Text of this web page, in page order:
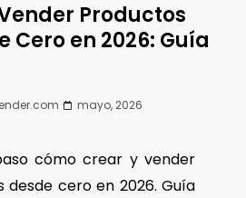
Productos
Cero en 2026: Guía
· mayo, 2026
cómo crear y vender
desde cero en 2026. Guía